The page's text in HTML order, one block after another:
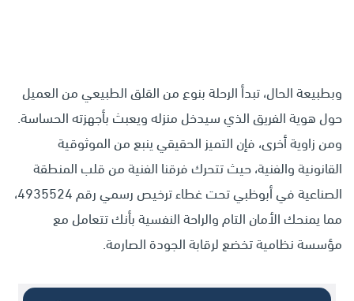
وبطبيعة الحال، تبدأ الرحلة بنوع من القلق الطبيعي من العميل
حول هوية الفريق الذي سيدخل منزله ويعبث بأجهزته الحساسة.
ومن زاوية أخرى، فإن التميز الحقيقي ينبع من الموثوقية
القانونية والفنية، حيث تتحرك فرقنا الفنية من قلب المنطقة
الصناعية في أبوظبي تحت غطاء ترخيص رسمي رقم 4935524،
مما يمنحك الأمان التام والراحة النفسية بأنك تتعامل مع
مؤسسة نظامية تخضع لرقابة الجودة الصارمة.